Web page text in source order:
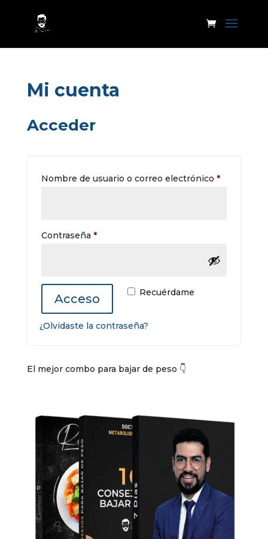
Mi cuenta
Acceder
Nombre de usuario o correo electrónico *Obligatorio
Contraseña *Obligatorio
Recuérdame
Acceso
¿Olvidaste la contraseña?
El mejor combo para bajar de peso 👇